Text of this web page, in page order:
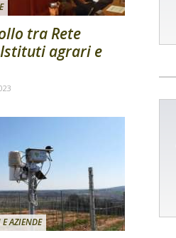
tra Rete
agrari e
AZIENDE